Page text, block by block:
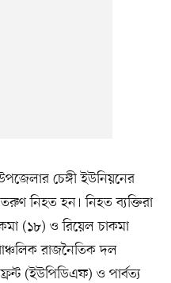
চেঙ্গী ইউনিয়নের
নিহত হন। নিহত ব্যক্তিরা
(১৮) ও রিয়েল চাকমা
রাজনৈতিক দল
(ইউপিডিএফ) ও পার্বত্য